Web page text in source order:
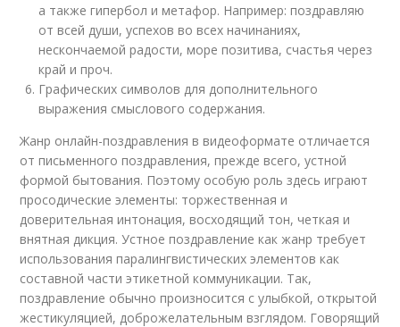
а также гипербол и метафор. Например: поздравляю
от всей души, успехов во всех начинаниях,
нескончаемой радости, море позитива, счастья через
край и проч.
Графических символов для дополнительного
выражения смыслового содержания.
Жанр онлайн-поздравления ввидеоформате отличается
от письменного поздравления, прежде всего, устной
формой бытования. Поэтому особую роль здесь играют
просодические элементы: торжественная и
доверительная интонация, восходящий тон, четкая и
внятная дикция. Устное поздравление как жанр требует
использования паралингвистических элементов как
составной части этикетной коммуникации. Так,
поздравление обычно произносится с улыбкой, открытой
жестикуляцией, доброжелательным взглядом. Говорящий